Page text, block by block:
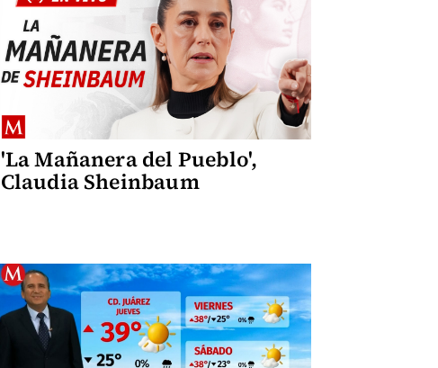
'La Mañanera del Pueblo',
Claudia Sheinbaum